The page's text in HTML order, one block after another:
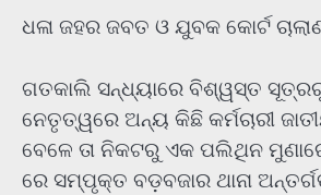
ଧଳା ଜହର ଜବତ ଓ ଯୁବକ କୋର୍ଟ
ଗତକାଲି ସନ୍ଧ୍ୟାରେ ବିଶ୍ୱସ୍ତ
ନେତୃତ୍ୱରେ ଅନ୍ୟ କିଛି କର୍ମଚାରୀ
ବେଳେ ତା ନିକଟରୁ ଏକ ପଲିଥିନ
ରେ ସମ୍ପୃକ୍ତ ବଡ଼ବଜାର ଥାନା